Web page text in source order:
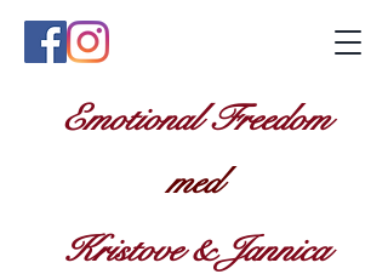
Emotional Freedom
med
Kristove & Jannica